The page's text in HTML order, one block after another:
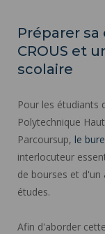
Préparer sa
CROUS et
scolaire
Pour les étudiants
Polytechnique
Parcoursup, le
interlocuteur
de bourses et
études.
Afin d'aborder